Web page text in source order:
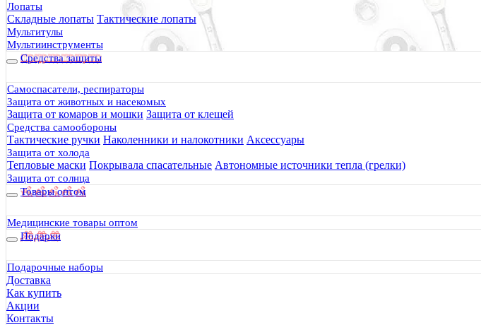
Лопаты
Складные лопаты Тактические лопаты
Мультитулы
Мультиинструменты
Средства защиты
Самоспасатели, респираторы
Защита от животных и насекомых
Защита от комаров и мошки Защита от клещей
Средства самообороны
Тактические ручки Наколенники и налокотники Аксессуары
Защита от холода
Тепловые маски Покрывала спасательные Автономные источники тепла (грелки)
Защита от солнца
Товары оптом
Медицинские товары оптом
Подарки
Подарочные наборы
Доставка
Как купить
Акции
Контакты